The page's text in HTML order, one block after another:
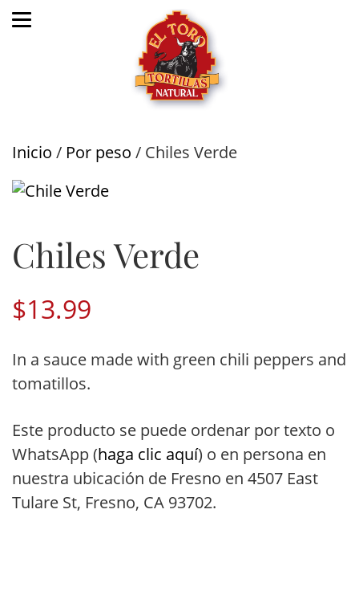
Inicio / Por peso / Chiles Verde
Chiles Verde
$13.99
In a sauce made with green chili peppers and
tomatillos.
Este producto se puede ordenar por texto o
WhatsApp (haga clic aquí) o en persona en
nuestra ubicación de Fresno en 4507 East
Tulare St, Fresno, CA 93702.